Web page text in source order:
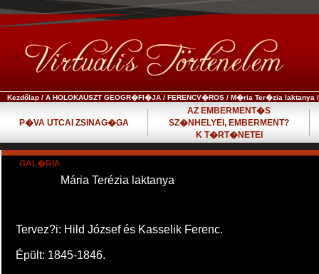
Kezdőlap / A HOLOKAUSZT GEOGR�FI�JA / FERENCV�ROS / M�ria Ter�zia laktanya /
P�VA UTCAI ZSINAG�GA
AZ EMBERMENT�S
SZ�NHELYEI, EMBERMENT?
K T�RT�NETEI
GAL�RIA
Mária Terézia laktanya
Tervez?i: Hild József és Kasselik Ferenc.
Épült: 1845-1846.